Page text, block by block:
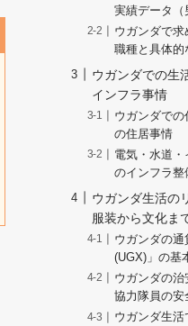
実績データ（
ウガンダで
職種と具体的
ウガンダでの生
インフラ事情
ウガンダでの
の住居事情
電気・水道
のインフラ整
ウガンダ生活の
服装から文化ま
ウガンダの
(UGX)」の基
ウガンダの治
協力隊員の安
ウガンダ生